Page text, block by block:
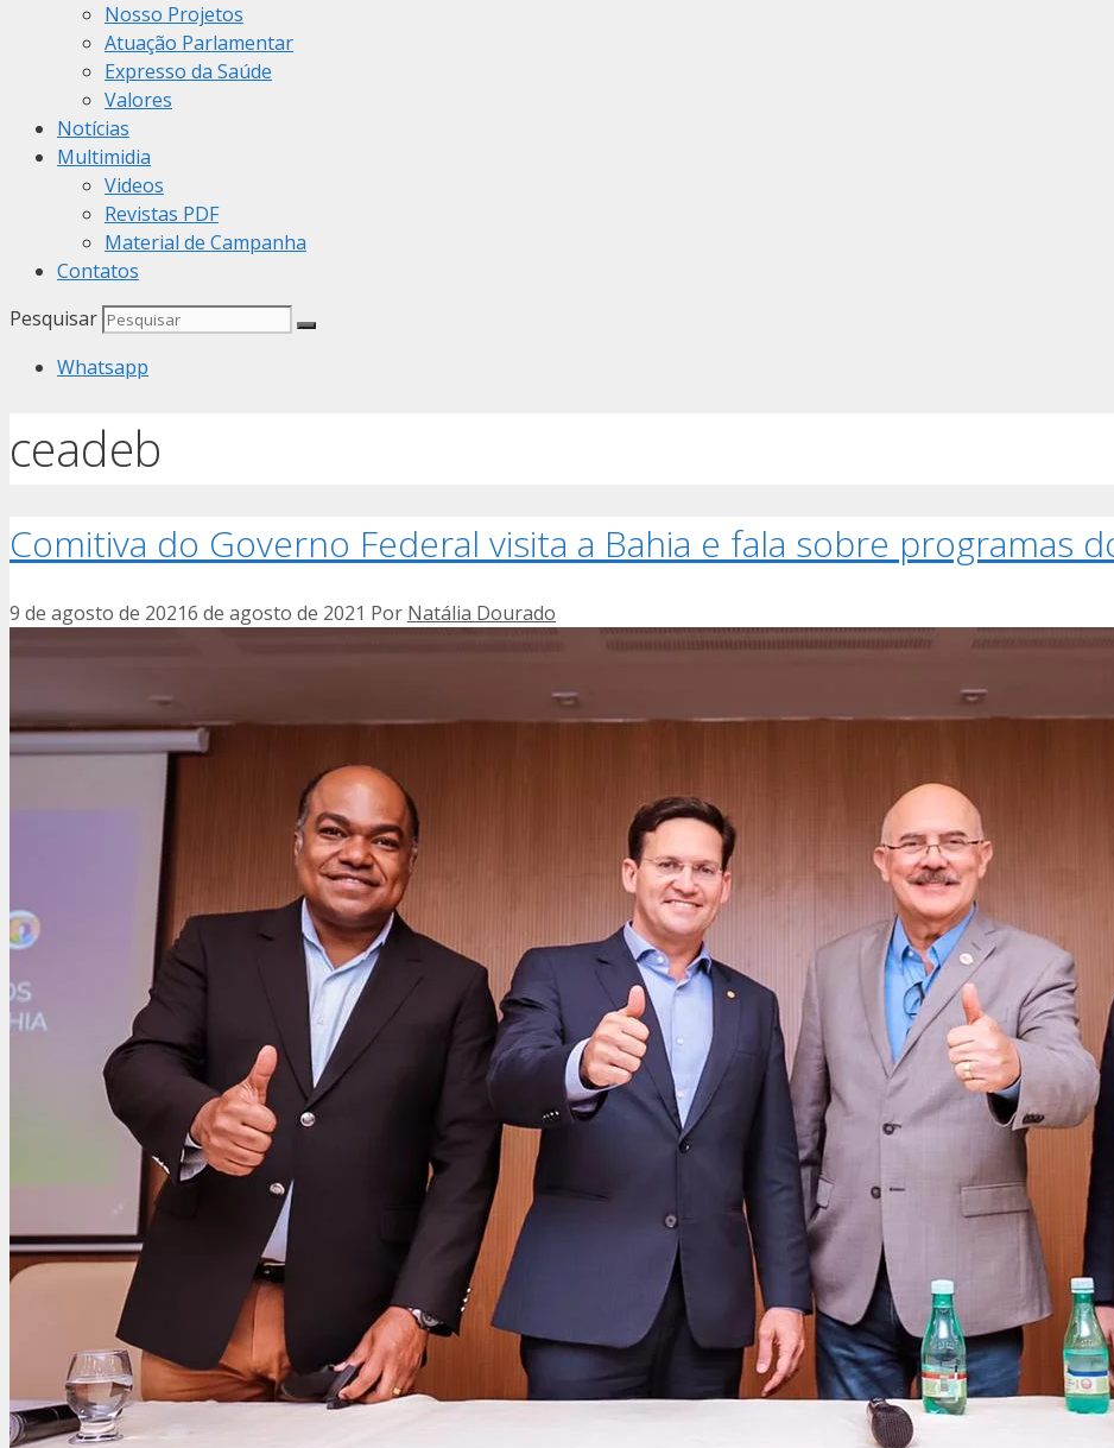
Nosso Projetos
Atuação Parlamentar
Expresso da Saúde
Valores
Notícias
Multimidia
Videos
Revistas PDF
Material de Campanha
Contatos
Pesquisar
Whatsapp
ceadeb
Comitiva do Governo Federal visita a Bahia e fala sobre programas
9 de agosto de 20216 de agosto de 2021 Por Natália Dourado